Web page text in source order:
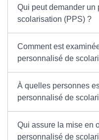
Qui peut demander
scolarisation (PPS) ?
Comment est
personnalisé de
À quelles personnes
personnalisé de
Qui assure la mise en
personnalisé de